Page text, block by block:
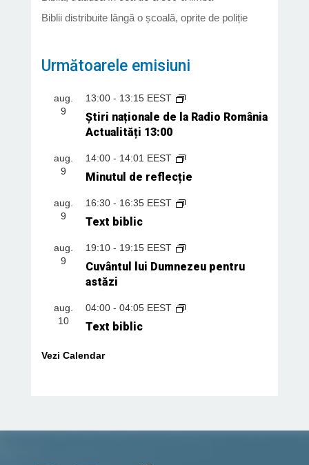
Biblii distribuite lângă o școală, oprite de poliție
Următoarele emisiuni
aug.
9
13:00- 13:15 EEST
Știri naționale de la Radio România
Actualități 13:00
aug.
9
14:00- 14:01 EEST
Minutul de reflecție
aug.
9
16:30- 16:35 EEST
Text biblic
aug.
9
19:10- 19:15 EEST
Cuvântul lui Dumnezeu pentru
astăzi
aug.
10
04:00- 04:05 EEST
Text biblic
Vezi Calendar